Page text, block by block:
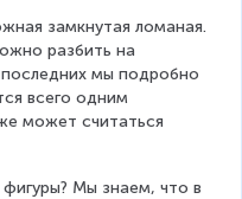
замкнутая ломаная.
разбить на
последних мы подробно
всего одним
может считаться
Мы знаем, что в